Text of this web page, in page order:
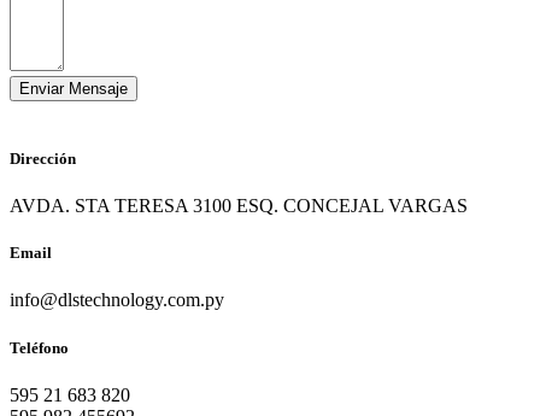
Dirección
AVDA. STA TERESA 3100 ESQ. CONCEJAL VARGAS
Email
info@dlstechnology.com.py
Teléfono
595 21 683 820